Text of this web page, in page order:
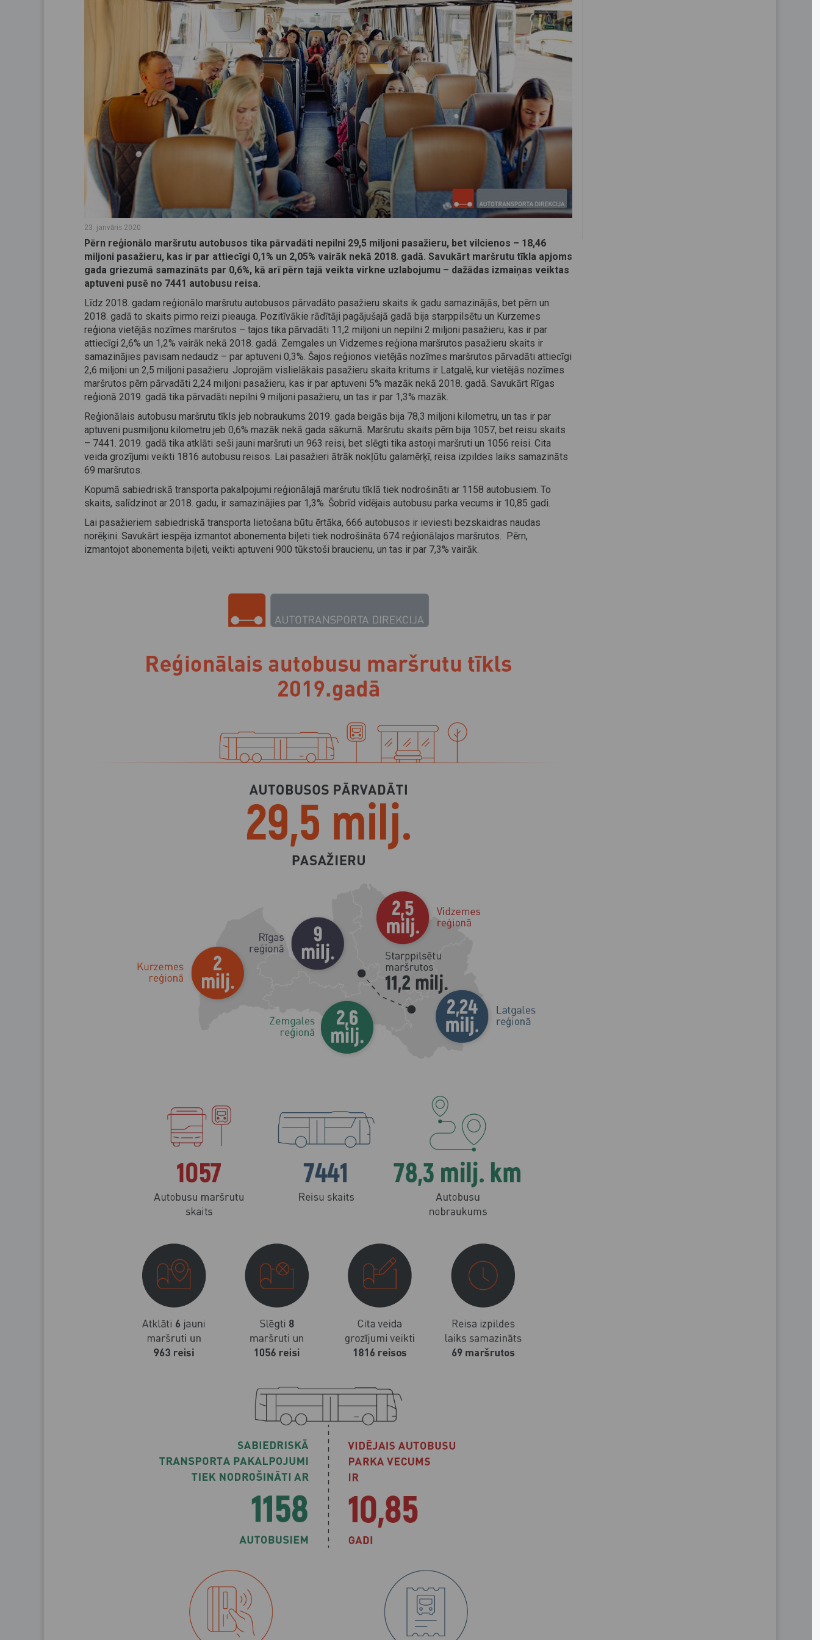
23. janvāris 2020
Pērn reģionālo maršrutu autobusos tika pārvadāti nepilni 29,5 miljoni pasažieru, bet vilcienos – 18,46
miljoni pasažieru, kas ir par attiecīgi 0,1% un 2,05% vairāk nekā 2018. gadā. Savukārt maršrutu tīkla apjoms
gada griezumā samazināts par 0,6%, kā arī pērn tajā veikta virkne uzlabojumu – dažādas izmaiņas veiktas
aptuveni pusē no 7441 autobusu reisa.
Līdz 2018. gadam reģionālo maršrutu autobusos pārvadāto pasažieru skaits ik gadu samazinājās, bet pērn un
2018. gadā to skaits pirmo reizi pieauga. Pozitīvākie rādītāji pagājušajā gadā bija starppilsētu un Kurzemes
reģiona vietējās nozīmes maršrutos – tajos tika pārvadāti 11,2 miljoni un nepilni 2 miljoni pasažieru, kas ir par
attiecīgi 2,6% un 1,2% vairāk nekā 2018. gadā. Zemgales un Vidzemes reģiona maršrutos pasažieru skaits ir
samazinājies pavisam nedaudz – par aptuveni 0,3%. Šajos reģionos vietējās nozīmes maršrutos pārvadāti attiecīgi
2,6 miljoni un 2,5 miljoni pasažieru. Joprojām vislielākais pasažieru skaita kritums ir Latgalē, kur vietējās nozīmes
maršrutos pērn pārvadāti 2,24 miljoni pasažieru, kas ir par aptuveni 5% mazāk nekā 2018. gadā. Savukārt Rīgas
reģionā 2019. gadā tika pārvadāti nepilni 9 miljoni pasažieru, un tas ir par 1,3% mazāk.
Reģionālais autobusu maršrutu tīkls jeb nobraukums 2019. gada beigās bija 78,3 miljoni kilometru, un tas ir par
aptuveni pusmiljonu kilometru jeb 0,6% mazāk nekā gada sākumā. Maršrutu skaits pērn bija 1057, bet reisu skaits
– 7441. 2019. gadā tika atklāti seši jauni maršruti un 963 reisi, bet slēgti tika astoņi maršruti un 1056 reisi. Cita
veida grozījumi veikti 1816 autobusu reisos. Lai pasažieri ātrāk nokļūtu galamērķī, reisa izpildes laiks samazināts
69 maršrutos.
Kopumā sabiedriskā transporta pakalpojumi reģionālajā maršrutu tīklā tiek nodrošināti ar 1158 autobusiem. To
skaits, salīdzinot ar 2018. gadu, ir samazinājies par 1,3%. Šobrīd vidējais autobusu parka vecums ir 10,85 gadi.
Lai pasažieriem sabiedriskā transporta lietošana būtu ērtāka, 666 autobusos ir ieviesti bezskaidras naudas
norēķini. Savukārt iespēja izmantot abonementa biļeti tiek nodrošināta 674 reģionālajos maršrutos. Pērn,
izmantojot abonementa biļeti, veikti aptuveni 900 tūkstoši braucienu, un tas ir par 7,3% vairāk.